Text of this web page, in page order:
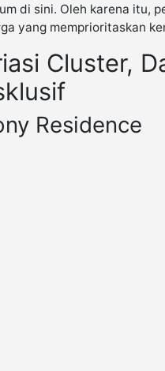
di sini. Oleh karena itu,
yang memprioritaskan
Cluster,
Residence